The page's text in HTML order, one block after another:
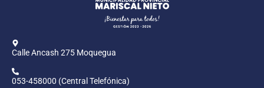
Calle Ancash 275 Moquegua
053-458000 (Central Telefónica)